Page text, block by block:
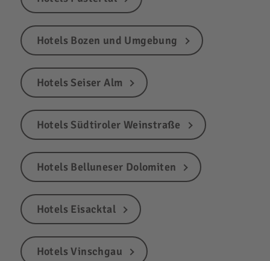
Hotels Bozen und Umgebung
Hotels Seiser Alm
Hotels Südtiroler Weinstraße
Hotels Belluneser Dolomiten
Hotels Eisacktal
Hotels Vinschgau